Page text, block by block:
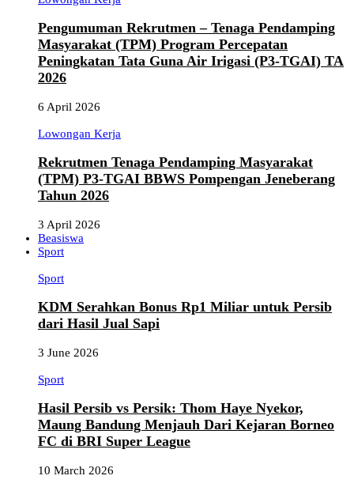
Pengumuman Rekrutmen – Tenaga Pendamping
Masyarakat (TPM) Program Percepatan
Peningkatan Tata Guna Air Irigasi (P3-TGAI) TA
2026
6 April 2026
Lowongan Kerja
Rekrutmen Tenaga Pendamping Masyarakat
(TPM) P3-TGAI BBWS Pompengan Jeneberang
Tahun 2026
3 April 2026
Beasiswa
Sport
Sport
KDM Serahkan Bonus Rp1 Miliar untuk Persib
dari Hasil Jual Sapi
3 June 2026
Sport
Hasil Persib vs Persik: Thom Haye Nyekor,
Maung Bandung Menjauh Dari Kejaran Borneo
FC di BRI Super League
10 March 2026